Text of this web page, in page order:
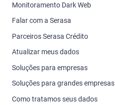
Monitoramento Dark Web
Falar com a Serasa
Parceiros Serasa Crédito
Atualizar meus dados
Soluções para empresas
Soluções para grandes empresas
Como tratamos seus dados